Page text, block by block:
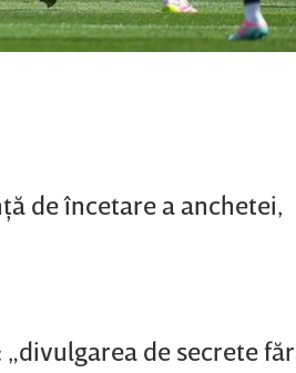
de încetare a anchetei,
de secrete